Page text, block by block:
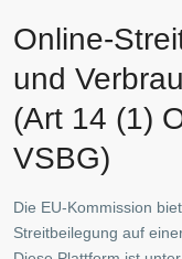
Online-
und
(Art 14 (1)
VSBG)
Die EU-Kommission
Streitbeilegung auf
Rechtliches
Impressum
Cookie-Richtlinien
AGB
Widerrufsbelehrung